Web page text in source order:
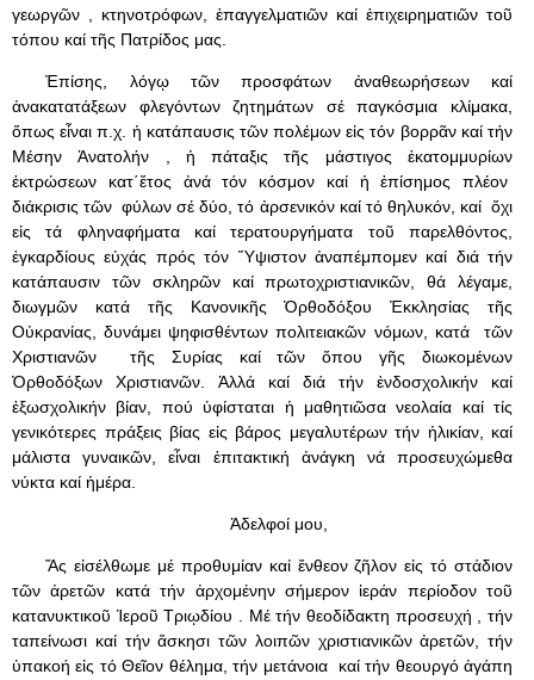
γεωργῶν , κτηνοτρόφων, ἐπαγγελματιῶν καί ἐπιχειρηματιῶν τοῦ
τόπου καί τῆς Πατρίδος μας.
Ἐπίσης, λόγῳ τῶν προσφάτων ἀναθεωρήσεων καί
ἀνακατατάξεων φλεγόντων ζητημάτων σέ παγκόσμια κλίμακα,
ὅπως εἶναι π.χ. ἡ κατάπαυσις τῶν πολέμων εἰς τόν βορρᾶν καί τήν
Μέσην Ἀνατολήν , ἡ πάταξις τῆς μάστιγος ἑκατομμυρίων
ἐκτρώσεων κατ΄ἔτος ἀνά τόν κόσμον καί ἡ ἐπίσημος πλέον
διάκρισις τῶν φύλων σέ δύο, τό ἀρσενικόν καί τό θηλυκόν, καί ὄχι
εἰς τά φληναφήματα καί τερατουργήματα τοῦ παρελθόντος,
ἐγκαρδίους εὐχάς πρός τόν Ὕψιστον ἀναπέμπομεν καί διά τήν
κατάπαυσιν τῶν σκληρῶν καί πρωτοχριστιανικῶν, θά λέγαμε,
διωγμῶν κατά τῆς Κανονικῆς Ὀρθοδόξου Ἐκκλησίας τῆς
Οὐκρανίας, δυνάμει ψηφισθέντων πολιτειακῶν νόμων, κατά τῶν
Χριστιανῶν τῆς Συρίας καί τῶν ὅπου γῆς διωκομένων
Ὀρθοδόξων Χριστιανῶν. Ἀλλά καί διά τήν ἐνδοσχολικήν καί
ἐξωσχολικήν βίαν, πού ὑφίσταται ἡ μαθητιῶσα νεολαία καί τίς
γενικότερες πράξεις βίας εἰς βάρος μεγαλυτέρων τήν ἡλικίαν, καί
μάλιστα γυναικῶν, εἶναι ἐπιτακτική ἀνάγκη νά προσευχώμεθα
νύκτα καί ἡμέρα.
Ἀδελφοί μου,
Ἄς εἰσέλθωμε μέ προθυμίαν καί ἔνθεον ζῆλον εἰς τό στάδιον
τῶν ἀρετῶν κατά τήν ἀρχομένην σήμερον ἱεράν περίοδον τοῦ
κατανυκτικοῦ Ἱεροῦ Τριῳδίου . Μέ τήν θεοδίδακτη προσευχή , τήν
ταπείνωσι καί τήν ἄσκησι τῶν λοιπῶν χριστιανικῶν ἀρετῶν, τήν
ὑπακοή εἰς τό Θεῖον θέλημα, τήν μετάνοια καί τήν θεουργό ἀγάπη